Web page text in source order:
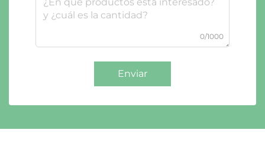
0/1000
Enviar